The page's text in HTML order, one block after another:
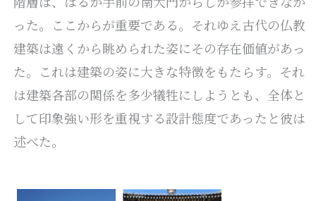
った。ここからが重要である。それゆえ古代の仏教
建築は遠くから眺められた姿にその存在価値があっ
た。これは建築の姿に大きな特徴をもたらす。それ
は建築各部の関係を多少犠牲にしようとも、全体と
して印象強い形を重視する設計態度であったと彼は
述べた。